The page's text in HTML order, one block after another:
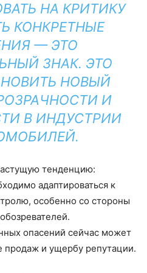
НА КРИТИКУ
КОНКРЕТНЫЕ
— ЭТО
ЗНАК. ЭТО
НОВЫЙ
И
В ИНДУСТРИИ
тенденцию:
адаптироваться к
особенно со стороны
опасений сейчас может
продаж и ущербу репутации.